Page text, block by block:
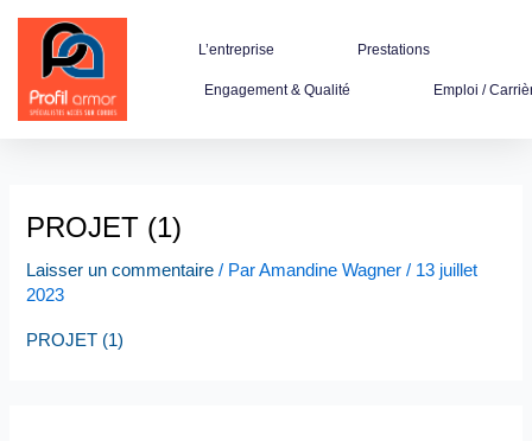
contenu
L’entreprise Prestations
Engagement & Qualité Emploi /
PROJET (1)
Laisser un commentaire / ParAmandine Wagner/ 13 juillet
2023
PROJET (1)